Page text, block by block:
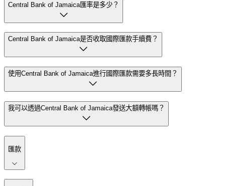
Central Bank of Jamaica匯率是多少？
Central Bank of Jamaica是否收取國際匯款手續費？
使用Central Bank of Jamaica進行國際匯款需要多長時間？
我可以透過Central Bank of Jamaica發送大額轉帳嗎？
匯款